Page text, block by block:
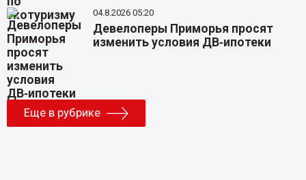
04.8.2026 05:20
Девелоперы Приморья просят
изменить условия ДВ‑ипотеки
Еще в рубрике